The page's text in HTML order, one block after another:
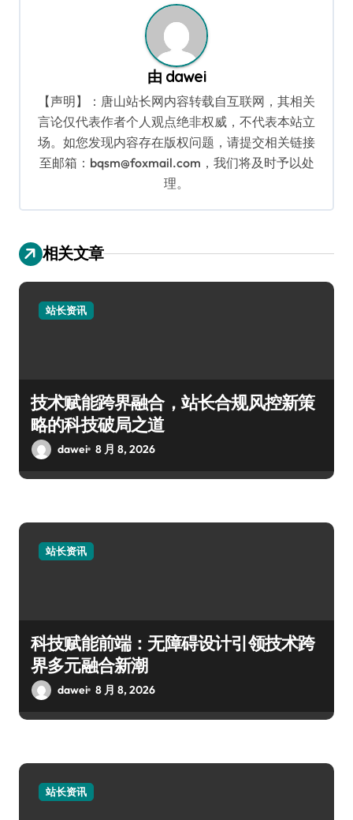
由 dawei
【声明】：唐山站长网内容转载自互联网，其相关
言论仅代表作者个人观点绝非权威，不代表本站立
场。如您发现内容存在版权问题，请提交相关链接
至邮箱：bqsm@foxmail.com，我们将及时予以处
理。
相关文章
站长资讯
技术赋能跨界融合，站长合规风控新策
略的科技破局之道
dawei 8 月 8, 2026
站长资讯
科技赋能前端：无障碍设计引领技术跨
界多元融合新潮
dawei 8 月 8, 2026
站长资讯